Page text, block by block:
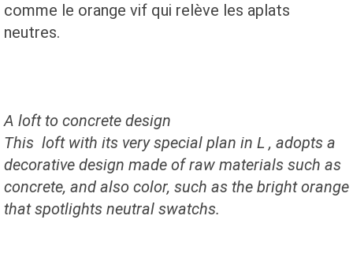
comme le orange vif qui relève les aplats
neutres.
A loft to concrete design
This loft with its very special plan in L , adopts a
decorative design made of raw materials such as
concrete, and also color, such as the bright orange
that spotlights neutral swatchs.